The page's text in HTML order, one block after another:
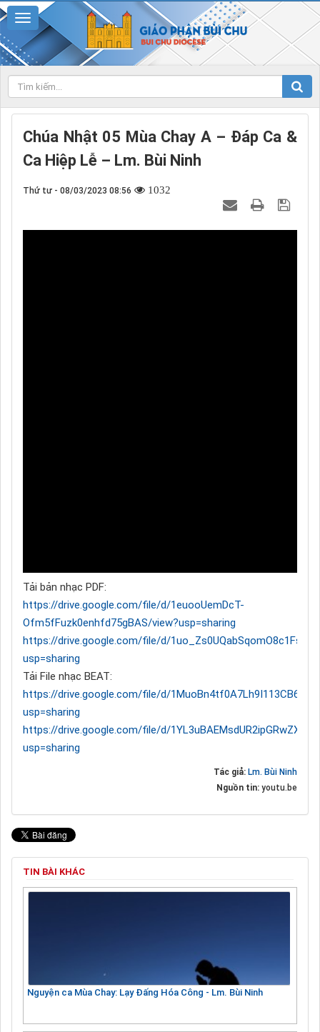
Chúa Nhật 05 Mùa Chay A – Đáp Ca &
Ca Hiệp Lễ – Lm. Bùi Ninh
Thứ tư - 08/03/2023 08:56 1032
Tải bản nhạc PDF:
https://drive.google.com/file/d/1euooUemDcT-
Ofm5fFuzk0enhfd75gBAS/view?usp=sharing
https://drive.google.com/file/d/
usp=sharing
Tải File nhạc BEAT:
https://drive.google.com/file/d/
usp=sharing
https://drive.google.com/file/d/
usp=sharing
Tác giả: Lm. Bùi Ninh
Nguồn tin: youtu.be
TIN BÀI KHÁC
Nguyện ca Mùa Chay: Lạy Đấng Hóa Công - Lm. Bùi Ninh